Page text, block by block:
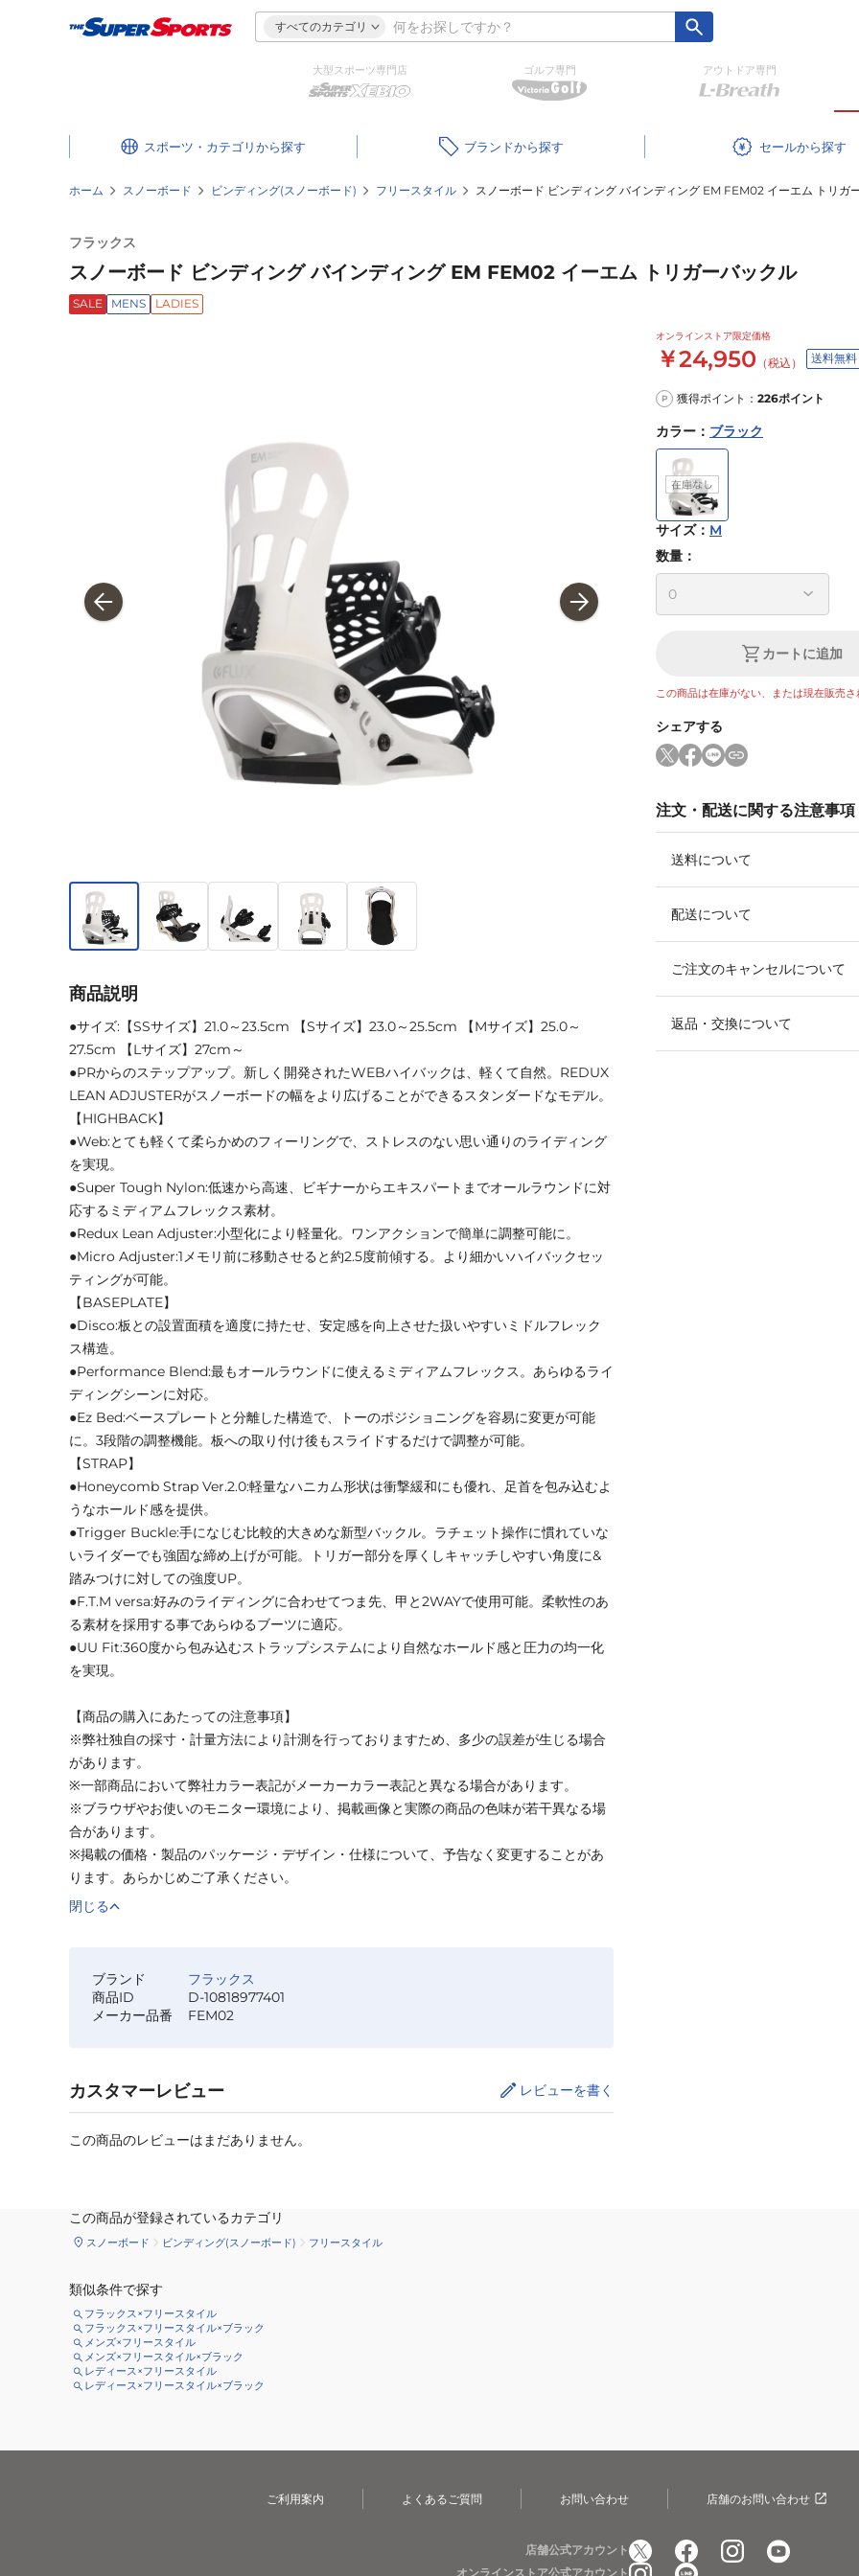
すべてのカテゴリ
大型スポーツ専門店 ゴルフ専門 アウトドア専門
スポーツ・カテゴリ ブランド セール
ホーム スノーボード ビンディング(スノーボード) フリースタイル スノーボード ビンディング バインディング EM FEM02 イーエム トリガ
フラックス
スノーボード ビンディング バインディング EM FEM02 イーエム トリガーバックル
SALE MENS LADIES
オンラインストア限定価格
￥24,950 （税込） 送料無料
P 獲得ポイント： 226ポイント
カラー ： ブラック
サイズ： M
数量：
カートに追加
この商品は在庫がない、または現在販売さ
シェアする
注文・配送に関する注意事項
送料について
配送について
ご注文のキャンセルについて
返品・交換について
商品説明
●サイズ:【SSサイズ】21.0～23.5cm 【Sサイズ】23.0～25.5cm 【Mサイズ】25.0～
27.5cm 【Lサイズ】27cm～
●PRからのステップアップ。新しく開発されたWEBハイバックは、軽くて自然。REDUX
LEAN ADJUSTERがスノーボードの幅をより広げることができるスタンダードなモデル。
【HIGHBACK】
●Web:とても軽くて柔らかめのフィーリングで、ストレスのない思い通りのライディング
を実現。
●Super Tough Nylon:低速から高速、ビギナーからエキスパートまでオールラウンドに対
応するミディアムフレックス素材。
●Redux Lean Adjuster:小型化により軽量化。ワンアクションで簡単に調整可能に。
●Micro Adjuster:1メモリ前に移動させると約2.5度前傾する。より細かいハイバックセッ
ティングが可能。
【BASEPLATE】
●Disco:板との設置面積を適度に持たせ、安定感を向上させた扱いやすいミドルフレック
ス構造。
●Performance Blend:最もオールラウンドに使えるミディアムフレックス。あらゆるライ
ディングシーンに対応。
●Ez Bed:ベースプレートと分離した構造で、トーのポジショニングを容易に変更が可能
に。3段階の調整機能。板への取り付け後もスライドするだけで調整が可能。
【STRAP】
●Honeycomb Strap Ver.2.0:軽量なハニカム形状は衝撃緩和にも優れ、足首を包み込むよ
うなホールド感を提供。
●Trigger Buckle:手になじむ比較的大きめな新型バックル。ラチェット操作に慣れていな
いライダーでも強固な締め上げが可能。トリガー部分を厚くしキャッチしやすい角度に&
踏みつけに対しての強度UP。
●F.T.M versa:好みのライディングに合わせてつま先、甲と2WAYで使用可能。柔軟性のあ
る素材を採用する事であらゆるブーツに適応。
●UU Fit:360度から包み込むストラップシステムにより自然なホールド感と圧力の均一化
を実現。
【商品の購入にあたっての注意事項】
※弊社独自の採寸・計量方法により計測を行っておりますため、多少の誤差が生じる場合
があります。
※一部商品において弊社カラー表記がメーカーカラー表記と異なる場合があります。
※ブラウザやお使いのモニター環境により、掲載画像と実際の商品の色味が若干異なる場
合があります。
※掲載の価格・製品のパッケージ・デザイン・仕様について、予告なく変更することがあ
ります。あらかじめご了承ください。
閉じる
ブランド
フラックス
商品ID
D-10818977401
メーカー品番
FEM02
カスタマーレビュー レビューを書く
この商品のレビューはまだありません。
この商品が登録されているカテゴリ
スノーボード ビンディング(スノーボード) フリースタイル
類似条件で探す
フラックス×フリースタイル
フラックス×フリースタイル×ブラック
メンズ×フリースタイル
メンズ×フリースタイル×ブラック
レディース×フリースタイル
レディース×フリースタイル×ブラック
ご利用案内 よくあるご質問 お問い合わせ 店舗のお問い合わせ
店舗公式アカウント
オンラインストア公式アカウント